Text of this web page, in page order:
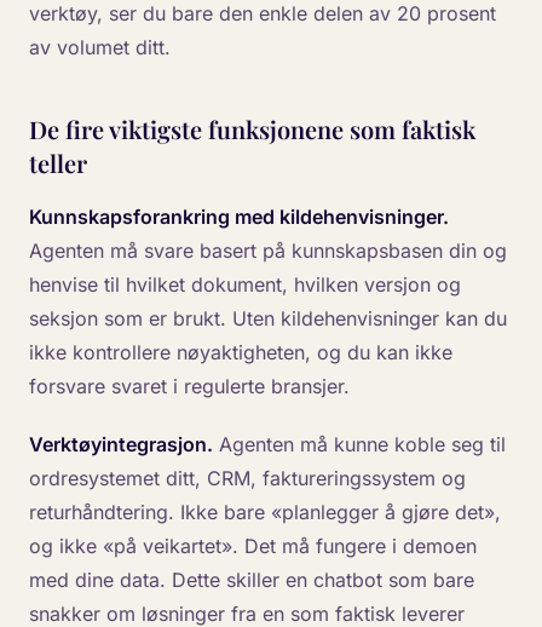
verktøy, ser du bare den enkle delen av 20 prosent
av volumet ditt.
De fire viktigste funksjonene som faktisk
teller
Kunnskapsforankring med kildehenvisninger.
Agenten må svare basert på kunnskapsbasen din og
henvise til hvilket dokument, hvilken versjon og
seksjon som er brukt. Uten kildehenvisninger kan du
ikke kontrollere nøyaktigheten, og du kan ikke
forsvare svaret i regulerte bransjer.
Verktøyintegrasjon. Agenten må kunne koble seg til
ordresystemet ditt, CRM, faktureringssystem og
returhåndtering. Ikke bare «planlegger å gjøre det»,
og ikke «på veikartet». Det må fungere i demoen
med dine data. Dette skiller en chatbot som bare
snakker om løsninger fra en som faktisk leverer